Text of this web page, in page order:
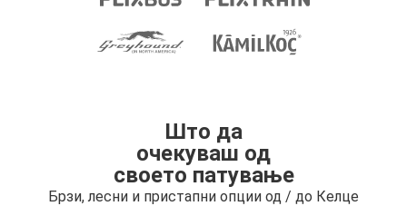
Што да
очекуваш од
своето патување
Брзи, лесни и пристапни опции од / до Келце